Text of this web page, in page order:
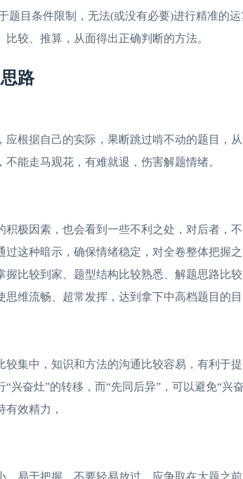
题目条件限制，无法(或没有必要)进行精准的
较、推算，从面得出正确判断的方法。
路
应根据自己的实际，果断跳过啃不动的题目，
能走马观花，有难就退，伤害解题情绪。
积极因素，也会看到一些不利之处，对后者，
过这种暗示，确保情绪稳定，对全卷整体把握
握比较到家、题型结构比较熟悉、解题思路比
维流畅、超常发挥，达到拿下中高档题目的目
较集中，知识和方法的沟通比较容易，有利于
兴奋灶”的转移，而“先同后异”，可以避免“兴
效精力，
，易于把握，不要轻易放过，应争取在大题之